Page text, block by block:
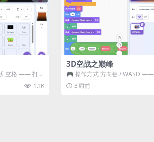
空格 —— 打开
1.1K
3D空战之巅峰
🎮 操作方式 方向键 / WASD ——
攻击...
3 周前